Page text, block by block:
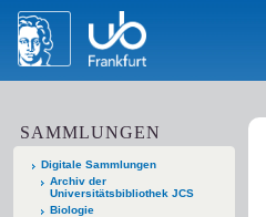
SAMMLUNGEN
Digitale Sammlungen
Archiv der
Universitätsbibliothek JCS
Biologie